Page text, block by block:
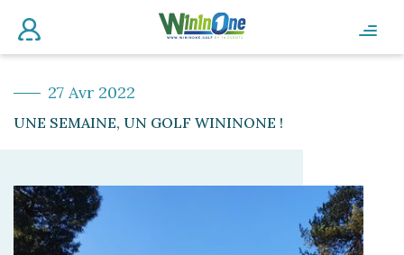
27 Avr 2022
UNE SEMAINE, UN GOLF WININONE !